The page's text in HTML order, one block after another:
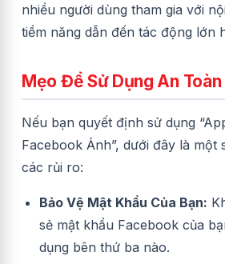
nhiều người dùng tham gia với
tiềm năng dẫn đến tác động lớn
Mẹo Để Sử Dụng An Toàn
Nếu bạn quyết định sử dụng
Facebook Ảnh”, dưới đây là một
các rủi ro:
Bảo Vệ Mật Khẩu Của Bạn:
sẻ mật khẩu Facebook của
dụng bên thứ ba nào.